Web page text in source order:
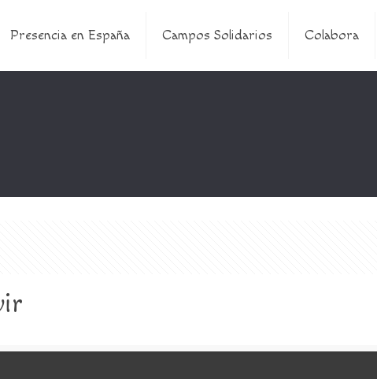
Presencia en España Campos Solidarios Colabora